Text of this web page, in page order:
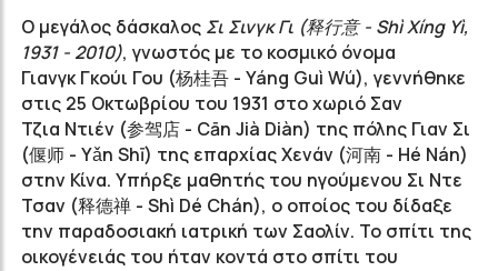
Ο μεγάλος δάσκαλος Σι Σινγκ Γι (释行意- Shì Xíng Yì,
1931 - 2010), γνωστός με το κοσμικό όνομα
Γιανγκ Γκούι Γου (杨桂吾 - Yáng Guì Wú), γεννήθηκε
στις 25 Οκτωβρίου του 1931 στο χωριό Σαν
Τζια Ντιέν (参驾店 - Cān Jià Diàn) της πόλης Γιαν Σι
(偃师 - Yǎn Shī) της επαρχίας Χενάν (河南 - Hé Nán)
στην Κίνα. Υπήρξε μαθητής του ηγούμενου Σι Ντε
Τσαν (释德禅 - Shì Dé Chán), ο οποίος του δίδαξε
την παραδοσιακή ιατρική των Σαολίν. Το σπίτι της
οικογένειάς του ήταν κοντά στο σπίτι του